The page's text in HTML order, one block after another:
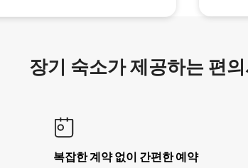
장기 숙소가 제공하는 편
복잡한 계약 없이 간편한 예약